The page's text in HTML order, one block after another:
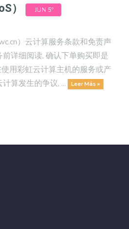
） JUN 5º
）云计算服务条款和免责声
详细阅读, 确认下单购买即是
用彩虹云计算主机的服务或产
算发生的争议, ...
Leer Más »